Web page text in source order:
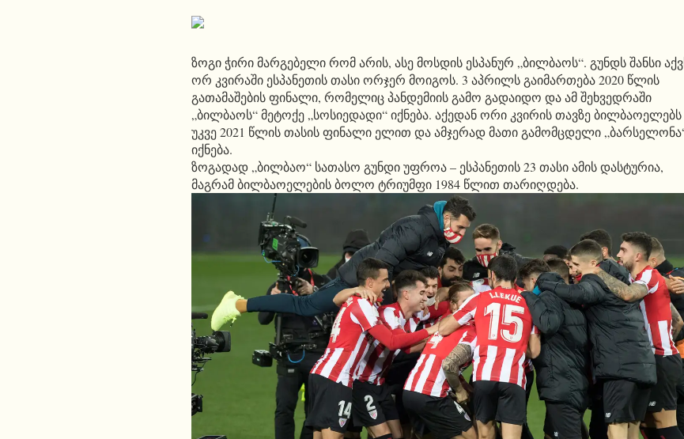
ზოგი ჭირი მარგებელი რომ არის, ასე მოსდის ესპანურ „ბილბაოს“. გუნდს შანსი
ორ კვირაში ესპანეთის თასი ორჯერ მოიგოს. 3 აპრილს გაიმართება 2020 წლის
გათამაშების ფინალი, რომელიც პანდემიის გამო გადაიდო და ამ შეხვედრაში
„ბილბაოს“ მეტოქე „სოსიედადი“ იქნება. აქედან ორი კვირის თავზე ბილბაოელებს
უკვე 2021 წლის თასის ფინალი ელით და ამჯერად მათი გამომცდელი
იქნება.
ზოგადად „ბილბაო“ სათასო გუნდი უფროა – ესპანეთის 23 თასი ამის დასტურია,
მაგრამ ბილბაოელების ბოლო ტრიუმფი 1984 წლით თარიღდება.